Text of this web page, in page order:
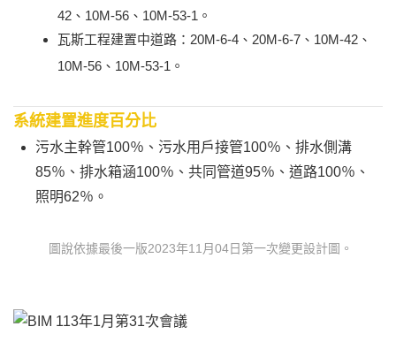
42、10M-56、10M-53-1。
瓦斯工程建置中道路：20M-6-4、20M-6-7、10M-42、
10M-56、10M-53-1。
系統建置進度百分比
污水主幹管100％、污水用戶接管100％、排水側溝
85％、排水箱涵100％、共同管道95％、道路100％、
照明62％。
圖說依據最後一版2023年11月04日第一次變更設計圖。